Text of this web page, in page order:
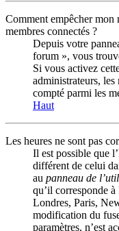
Comment empêcher mon
membres connectés ?
Depuis votre
forum », vous
Si vous activez
administrateurs, les
compté parmi les
Haut
Les heures ne sont pas
Il est possible que
différent de celui
au panneau de
qu’il corresponde
Londres, Paris,
modification du
paramètres, n’est